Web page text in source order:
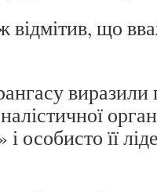
відмітив, що
виразили
особисто її